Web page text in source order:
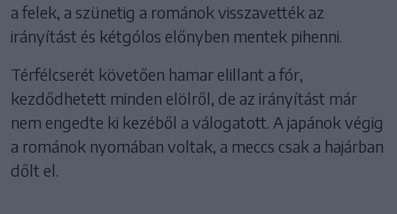
a felek, a szünetig a románok visszavették az
irányítást és kétgólos előnyben mentek pihenni.
Térfélcserét követően hamar elillant a fór,
kezdődhetett minden elölről, de az irányítást már
nem engedte ki kezéből a válogatott. A japánok végig
a románok nyomában voltak, a meccs csak a hajárban
dőlt el.